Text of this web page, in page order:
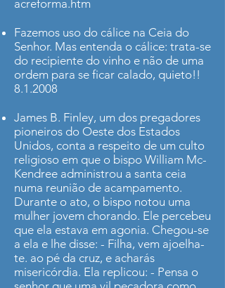
acreforma.htm
Fazemos uso do cálice na Ceia do
Senhor. Mas entenda o cálice: trata-se
do recipiente do vinho e não de uma
ordem para se ficar calado, quieto!!
8.1.2008
James B. Finley, um dos pregadores
pioneiros do Oeste dos Estados
Unidos, conta a respeito de um culto
religioso em que o bispo William Mc­
Kendree administrou a santa ceia
numa reunião de acampamento.
Durante o ato, o bispo notou uma
mulher jovem chorando. Ele percebeu
que ela estava em agonia. Chegou-se
a ela e lhe disse: - Filha, vem ajoelha-
te. ao pé da cruz, e acharás
misericórdia. Ela replicou: - Pensa o